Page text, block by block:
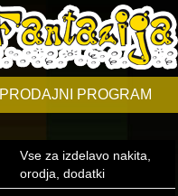
PRODAJNI PROGRAM
Vse za izdelavo nakita,
orodja, dodatki